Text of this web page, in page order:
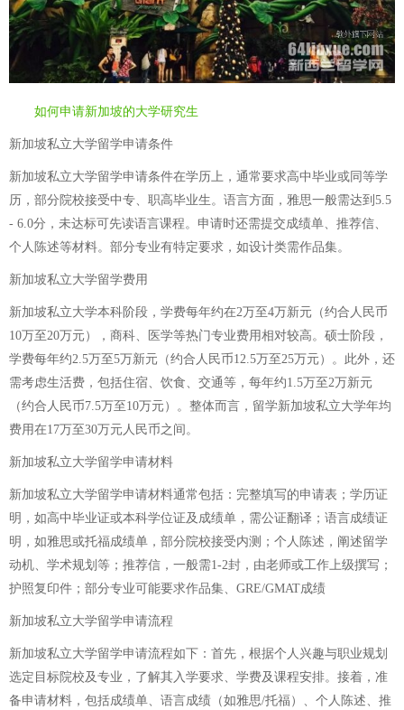
如何申请新加坡的大学研究生
新加坡私立大学留学申请条件
新加坡私立大学留学申请条件在学历上，通常要求高中毕业或同等学
历，部分院校接受中专、职高毕业生。语言方面，雅思一般需达到5.5
- 6.0分，未达标可先读语言课程。申请时还需提交成绩单、推荐信、
个人陈述等材料。部分专业有特定要求，如设计类需作品集。
新加坡私立大学留学费用
新加坡私立大学本科阶段，学费每年约在2万至4万新元（约合人民币
10万至20万元），商科、医学等热门专业费用相对较高。硕士阶段，
学费每年约2.5万至5万新元（约合人民币12.5万至25万元）。此外，还
需考虑生活费，包括住宿、饮食、交通等，每年约1.5万至2万新元
（约合人民币7.5万至10万元）。整体而言，留学新加坡私立大学年均
费用在17万至30万元人民币之间。
新加坡私立大学留学申请材料
新加坡私立大学留学申请材料通常包括：完整填写的申请表；学历证
明，如高中毕业证或本科学位证及成绩单，需公证翻译；语言成绩证
明，如雅思或托福成绩单，部分院校接受内测；个人陈述，阐述留学
动机、学术规划等；推荐信，一般需1-2封，由老师或工作上级撰写；
护照复印件；部分专业可能要求作品集、GRE/GMAT成绩
新加坡私立大学留学申请流程
新加坡私立大学留学申请流程如下：首先，根据个人兴趣与职业规划
选定目标院校及专业，了解其入学要求、学费及课程安排。接着，准
备申请材料，包括成绩单、语言成绩（如雅思/托福）、个人陈述、推